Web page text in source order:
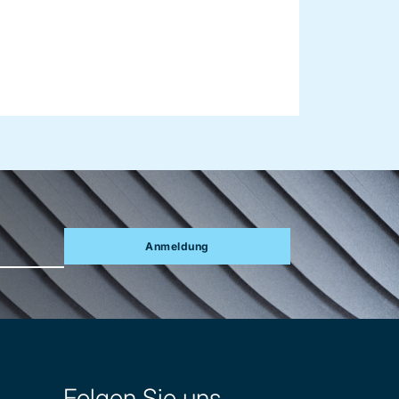
Anmeldung